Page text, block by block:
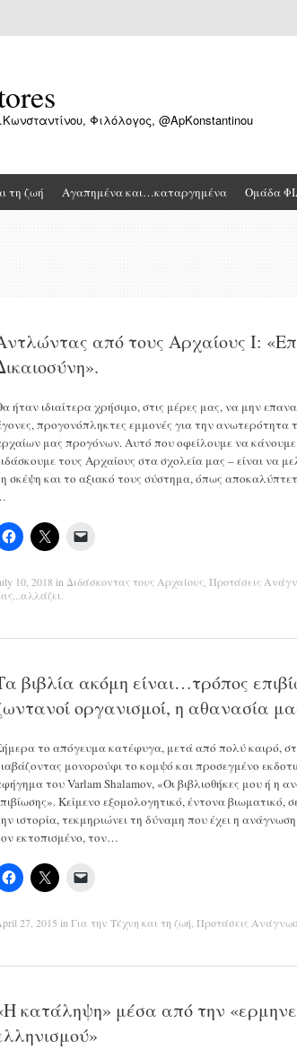
Φιλόλογος, @ApKonstantinou
τη ζωή Αγαπημένα και…καταργημένα Ομάδα
από τους Αρχαίους Ι:
ήταν ιδιαίτερα χρήσιμο, στις μέρες μας, να μην
προγονόπληκτες εμμονές για την ανωτερότητα
μας προγόνων. Αυτό που οφείλουμε να
τους Αρχαίους στα σχολεία μας – είναι να
σκέψη και το αξιακό τους σύστημα, όπως
10, 2018 in Διδάσκοντας τους Αρχαίους Προτάσεις
βιβλία ακόμη είναι…τρόπος
οργανισμοί, η αθανασία
το απόγευμα κατέφυγα, μετά από πολύ καιρό,
μονορούφι το κομψό και προσεγμένο
του Varlam Shalamov, «Οι βιβλιοθήκες μου ή η
Κείμενο εξομολογητικό, έντονα βιωματικό,
ιστορία, τεκμηριώνει τη δύναμη που έχει η ανάγνωση
εκτοπισμένο, τον…
27, 2015 in Για την Τέχνη και τη ζωή Προτάσεις
κατάληψη» μέσα από την